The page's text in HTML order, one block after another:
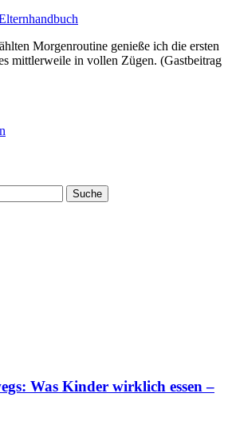
Morgenroutine genieße ich die ersten
mittlerweile in vollen Zügen. (Gastbeitrag
Was Kinder wirklich essen –